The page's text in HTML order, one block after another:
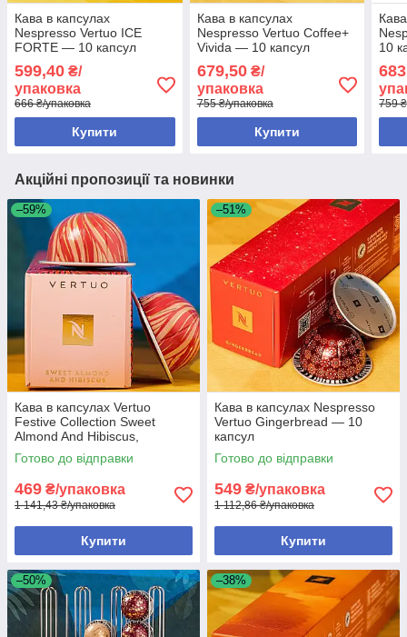
Кава в капсулах
Nespresso Vertuo ICE
FORTE — 10 капсул
599,40 ₴/
упаковка
666 ₴/упаковка
Купити
Кава в капсулах
Nespresso Vertuo Coffee+
Vivida — 10 капсул
679,50₴/
упаковка
755 ₴/упаковка
Купити
10
759
Акційні пропозиції та новинки
–59%
Кава в капсулах Vertuo
Festive Collection Sweet
Almond And Hibiscus,
Швейцарія (10 шт.) 230ml
Готово до відправки
469 ₴/упаковка
1 141,43 ₴/упаковка
Купити
–51%
Кава в капсулах Nespresso
Vertuo Gingerbread — 10
капсул
Готово до відправки
549 ₴/упаковка
1 112,86 ₴/упаковка
Купити
–50% –38%